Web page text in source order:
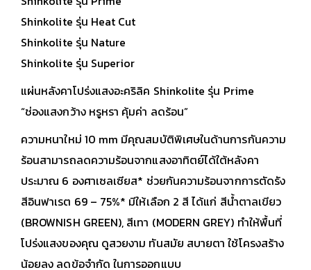
Shinkolite รุ่น Heat Cut
Shinkolite รุ่น Nature
Shinkolite รุ่น Superior
แผ่นหลังคาโปร่งแสงอะคริลิค Shinkolite รุ่น Prime
“ช่องแสงกว้าง หรูหรา คุ้มค่า ลดร้อน”
ความหนาใหม่ 10 mm มีคุณสมบัติพิเศษในด้านการกันความ
ร้อนสามารถลดความร้อนจากแสงอาทิตย์ได้ใต้หลังคา
ประมาณ 6 องศาเซลเซียส* ช่วยกันความร้อนจากการตัดรัง
สีอินฟาเรต 69 – 75%* มีให้เลือก 2 สี ได้แก่ สีน้ำตาลเขียว
(BROWNISH GREEN), สีเทา (MODERN GREY) ทำให้พื้นที่
โปร่งแสงของคุณ ดูสวยงาม ทันสมัย สบายตา ใช้โครงสร้าง
น้อยลง ลดข้อจำกัด ในการออกแบบ